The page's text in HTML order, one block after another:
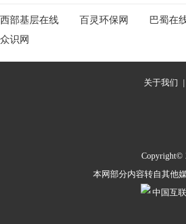
西部基层在线 百灵环保网 巴蜀在
众识网
关于我们
Copyright©
本网部分内容转自其他